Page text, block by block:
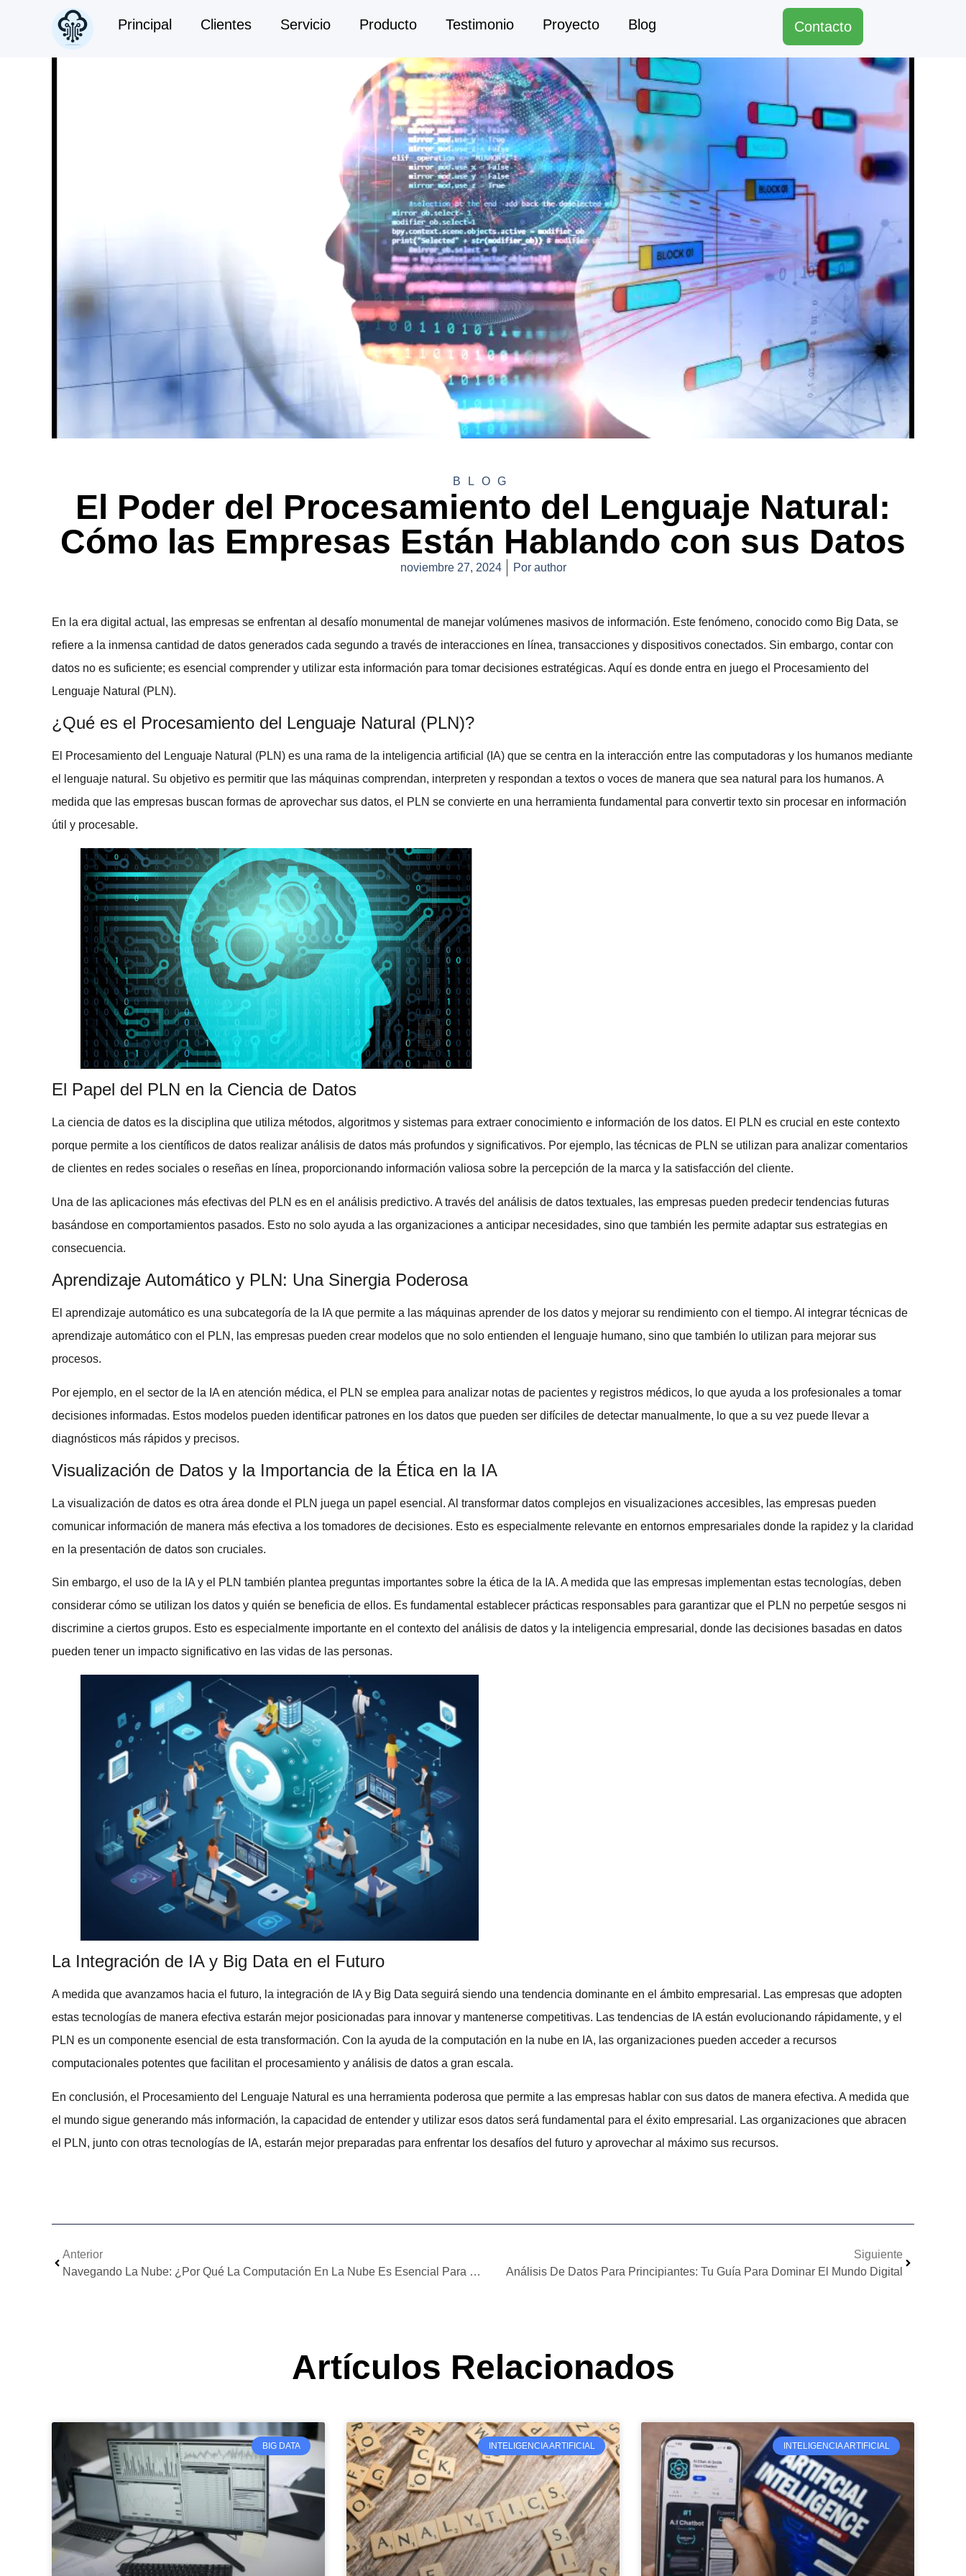
Principal Clientes Servicio Producto Testimonio Proyecto Blog Contacto
BLOG
El Poder del Procesamiento del Lenguaje Natural:
Cómo las Empresas Están Hablando con sus Datos
noviembre 27, 2024 Porauthor
En la era digital actual, las empresas se enfrentan al desafío monumental de manejar volúmenes masivos de información. Este fenómeno, conocido como Big Data, se
refiere a la inmensa cantidad de datos generados cada segundo a través de interacciones en línea, transacciones y dispositivos conectados. Sin embargo, contar con
datos no es suficiente; es esencial comprender y utilizar esta información para tomar decisiones estratégicas. Aquí es donde entra en juego el Procesamiento del
Lenguaje Natural (PLN).
¿Qué es el Procesamiento del Lenguaje Natural (PLN)?
El Procesamiento del Lenguaje Natural (PLN) es una rama de la inteligencia artificial (IA) que se centra en la interacción entre las computadoras y los humanos mediante
el lenguaje natural. Su objetivo es permitir que las máquinas comprendan, interpreten y respondan a textos o voces de manera que sea natural para los humanos. A
medida que las empresas buscan formas de aprovechar sus datos, el PLN se convierte en una herramienta fundamental para convertir texto sin procesar en información
útil y procesable.
El Papel del PLN en la Ciencia de Datos
La ciencia de datos es la disciplina que utiliza métodos, algoritmos y sistemas para extraer conocimiento e información de los datos. El PLN es crucial en este contexto
porque permite a los científicos de datos realizar análisis de datos más profundos y significativos. Por ejemplo, las técnicas de PLN se utilizan para analizar comentarios
de clientes en redes sociales o reseñas en línea, proporcionando información valiosa sobre la percepción de la marca y la satisfacción del cliente.
Una de las aplicaciones más efectivas del PLN es en el análisis predictivo. A través del análisis de datos textuales, las empresas pueden predecir tendencias futuras
basándose en comportamientos pasados. Esto no solo ayuda a las organizaciones a anticipar necesidades, sino que también les permite adaptar sus estrategias en
consecuencia.
Aprendizaje Automático y PLN: Una Sinergia Poderosa
El aprendizaje automático es una subcategoría de la IA que permite a las máquinas aprender de los datos y mejorar su rendimiento con el tiempo. Al integrar técnicas de
aprendizaje automático con el PLN, las empresas pueden crear modelos que no solo entienden el lenguaje humano, sino que también lo utilizan para mejorar sus
procesos.
Por ejemplo, en el sector de la IA en atención médica, el PLN se emplea para analizar notas de pacientes y registros médicos, lo que ayuda a los profesionales a tomar
decisiones informadas. Estos modelos pueden identificar patrones en los datos que pueden ser difíciles de detectar manualmente, lo que a su vez puede llevar a
diagnósticos más rápidos y precisos.
Visualización de Datos y la Importancia de la Ética en la IA
La visualización de datos es otra área donde el PLN juega un papel esencial. Al transformar datos complejos en visualizaciones accesibles, las empresas pueden
comunicar información de manera más efectiva a los tomadores de decisiones. Esto es especialmente relevante en entornos empresariales donde la rapidez y la claridad
en la presentación de datos son cruciales.
Sin embargo, el uso de la IA y el PLN también plantea preguntas importantes sobre la ética de la IA. A medida que las empresas implementan estas tecnologías, deben
considerar cómo se utilizan los datos y quién se beneficia de ellos. Es fundamental establecer prácticas responsables para garantizar que el PLN no perpetúe sesgos ni
discrimine a ciertos grupos. Esto es especialmente importante en el contexto del análisis de datos y la inteligencia empresarial , donde las decisiones basadas en datos
pueden tener un impacto significativo en las vidas de las personas.
La Integración de IA y Big Data en el Futuro
A medida que avanzamos hacia el futuro, la integración de IA y Big Data seguirá siendo una tendencia dominante en el ámbito empresarial. Las empresas que adopten
estas tecnologías de manera efectiva estarán mejor posicionadas para innovar y mantenerse competitivas. Las tendencias de IA están evolucionando rápidamente, y el
PLN es un componente esencial de esta transformación. Con la ayuda de la computación en la nube en IA, las organizaciones pueden acceder a recursos
computacionales potentes que facilitan el procesamiento y análisis de datos a gran escala.
En conclusión, el Procesamiento del Lenguaje Natural es una herramienta poderosa que permite a las empresas hablar con sus datos de manera efectiva. A medida que
el mundo sigue generando más información, la capacidad de entender y utilizar esos datos será fundamental para el éxito empresarial. Las organizaciones que abracen
el PLN, junto con otras tecnologías de IA, estarán mejor preparadas para enfrentar los desafíos del futuro y aprovechar al máximo sus recursos.
Anterior
Navegando La Nube: ¿Por Qué La Computación En La Nube Es Esencial Para La IA?
Siguiente
Análisis De Datos Para Principiantes: Tu Guía Para Dominar El Mundo Digital
Artículos Relacionados
BIG DATA INTELIGENCIA ARTIFICIAL INTELIGENCIA ARTIFICIAL